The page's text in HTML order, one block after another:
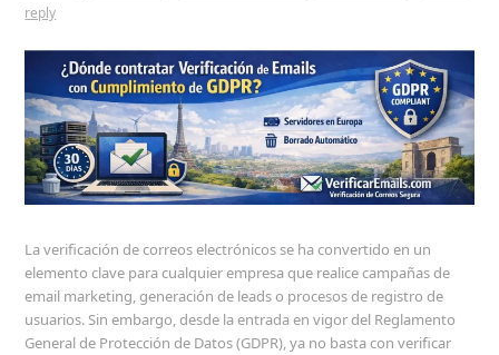
reply
La verificación de correos electrónicos se ha convertido en un
elemento clave para cualquier empresa que realice campañas de
email marketing, generación de leads o procesos de registro de
usuarios. Sin embargo, desde la entrada en vigor del Reglamento
General de Protección de Datos (GDPR), ya no basta con verificar